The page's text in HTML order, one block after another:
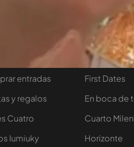
entradas
y regalos
Cuatro
Iumiuky
Programas
First Dates
En boca de
Cuarto
Horizonte